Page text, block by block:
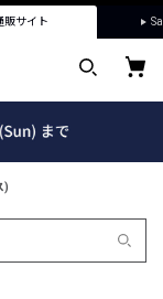
販サイト
)